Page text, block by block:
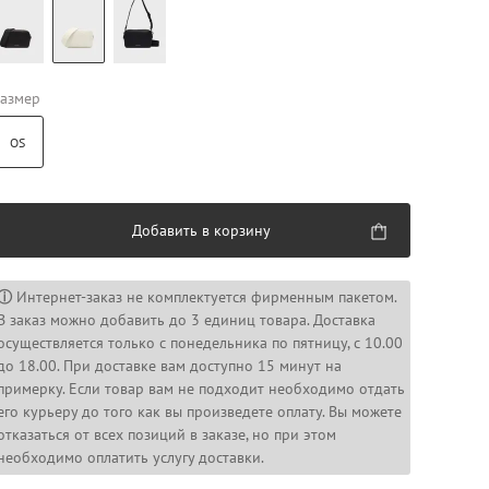
OS
Добавить в корзину
Интернет-заказ не комплектуется фирменным пакетом.
заказ можно добавить до 3 единиц товара. Доставка
только с понедельника по пятницу, с 10.00
18.00. При доставке вам доступно 15 минут на
Если товар вам не подходит необходимо отдать
курьеру до того как вы произведете оплату. Вы можете
от всех позиций в заказе, но при этом
оплатить услугу доставки.